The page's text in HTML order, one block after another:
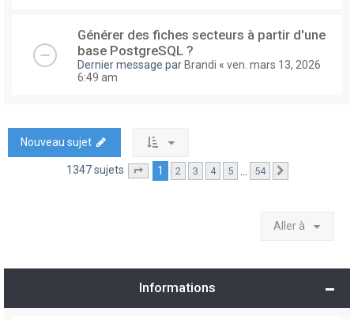
Générer des fiches secteurs à partir d'une
base PostgreSQL ?
Dernier message par Brandi « ven. mars 13, 2026
6:49 am
Nouveau sujet
1347 sujets Page sur54
1 2 3 4 5 54
Aller à
Informations